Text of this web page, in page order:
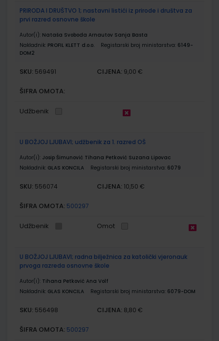
PRIRODA I DRUŠTVO 1; nastavni listići iz prirode i društva za
prvi razred osnovne škole
Autor(i): Nataša Svoboda Arnautov Sanja Basta
Nakladnik: PROFIL KLETT d.o.o. Registarski broj ministarstva: 6149-
DOM2
SKU: 569491 CIJENA: 9,00 €
ŠIFRA OMOTA:
Udžbenik
U BOŽJOJ LJUBAVI; udžbenik za 1. razred OŠ
Autor(i): Josip Šimunović Tihana Petković Suzana Lipovac
Nakladnik: GLAS KONCILA Registarski broj ministarstva: 6079
SKU: 556074 CIJENA: 10,50 €
ŠIFRA OMOTA: 500297
Udžbenik Omot
U BOŽJOJ LJUBAVI; radna bilježnica za katolički vjeronauk
prvoga razreda osnovne škole
Autor(i): Tihana Petković Ana Volf
Nakladnik: GLAS KONCILA Registarski broj ministarstva: 6079-DOM
SKU: 556498 CIJENA: 8,80 €
ŠIFRA OMOTA: 500297